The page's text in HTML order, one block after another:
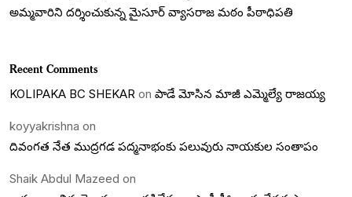
అమ్మవారిని దర్శించుకున్న మైసూర్ వ్యాసరాజ మఠం పీఠాధిపతి
Recent Comments
KOLIPAKA BC SHEKAR on పాడే మోసిన మాజీ ఎమ్మెల్యే రాజయ్య
koyyakrishna on
దివంగత నేత ముద్రగడ పద్మనాభంకు పలువురు నాయకుల సంతాపం
Shaik Abdul Mazeed on